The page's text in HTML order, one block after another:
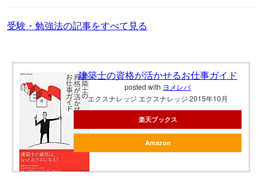
受験・勉強法の記事をすべて見る
建築士の資格が活かせるお仕事ガイド
posted with ヨメレバ
エクスナレッジ エクスナレッジ 2015年10月
楽天ブックス
Amazon